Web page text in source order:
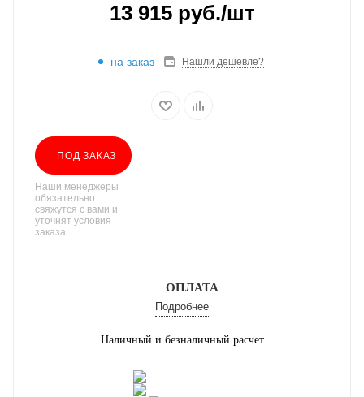
13 915руб./шт
на заказ Нашли дешевле?
ПОД ЗАКАЗ
Наши менеджеры
обязательно
свяжутся с вами и
уточнят условия
заказа
ОПЛАТА
Подробнее
Наличный и безналичный расчет